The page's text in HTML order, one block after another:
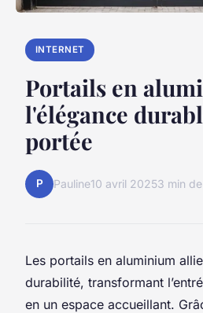
INTERNET
Portails en
l'élégance
portée
P Pauline10 avril 20253 min
Les portails en aluminium
durabilité, transformant
en un espace accueillant.